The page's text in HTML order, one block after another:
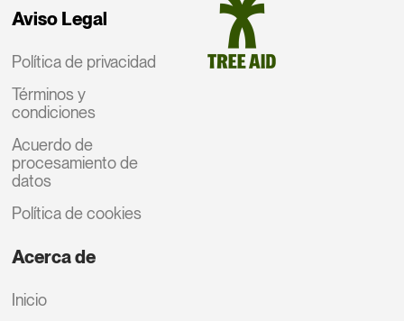
Aviso Legal
Política de privacidad
Términos y
condiciones
Acuerdo de
procesamiento de
datos
Política de cookies
Acerca de
Inicio